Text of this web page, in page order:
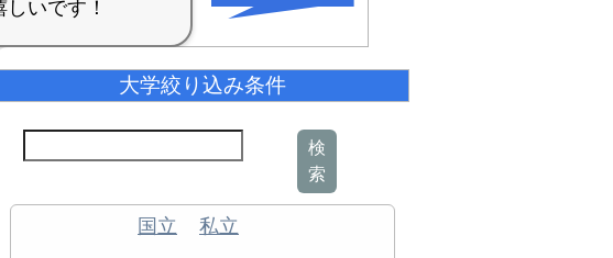
大学絞り込み条件
検
索
国立 私立